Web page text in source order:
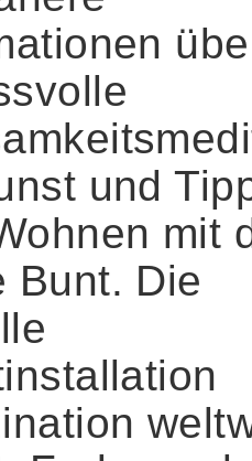
und
mit
Bunt. Die